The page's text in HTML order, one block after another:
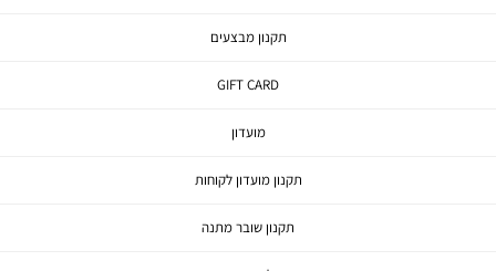
תקנון מבצעים
GIFT CARD
מועדון
תקנון מועדון לקוחות
תקנון שובר מתנה